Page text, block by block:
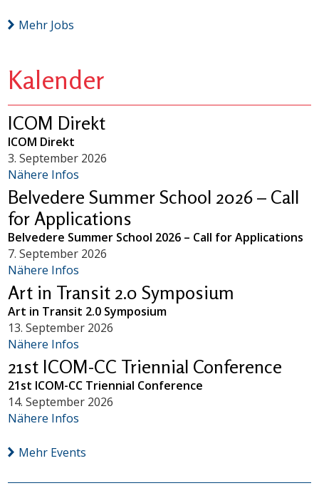
Mehr Jobs
Kalender
ICOM Direkt
ICOM Direkt
3. September 2026
Nähere Infos
Belvedere Summer School 2026 – Call
for Applications
Belvedere Summer School 2026 – Call for Applications
7. September 2026
Nähere Infos
Art in Transit 2.0 Symposium
Art in Transit 2.0 Symposium
13. September 2026
Nähere Infos
21st ICOM-CC Triennial Conference
21st ICOM-CC Triennial Conference
14. September 2026
Nähere Infos
Mehr Events